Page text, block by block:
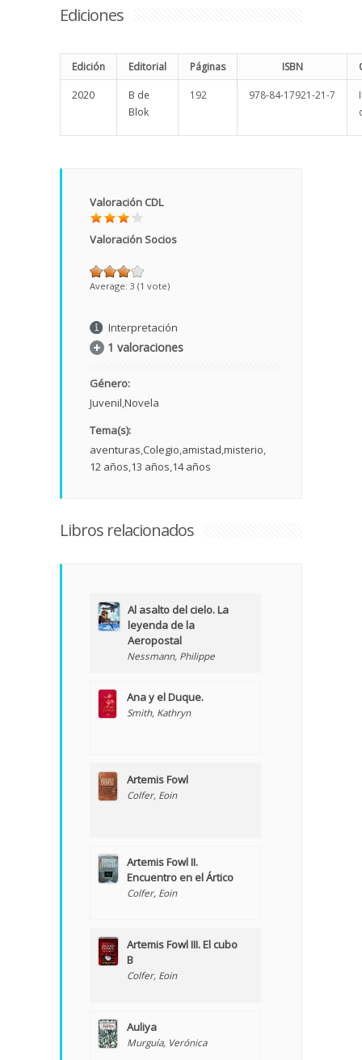
Ediciones
Edición Editorial Páginas ISBN
2020
B de
Blok
192 978-84-17921-21-7
Valoración CDL
Valoración Socios
Average: 3 (1 vote)
Interpretación
1 valoraciones
Género:
Juvenil Novela
Tema(s):
aventuras Colegio amistad misterio
12 años 13 años 14 años
Libros relacionados
Al asalto del cielo. La
leyenda de la
Aeropostal
Nessmann, Philippe
Ana y el Duque.
Smith, Kathryn
Artemis Fowl
Colfer, Eoin
Artemis Fowl II.
Encuentro en el Ártico
Colfer, Eoin
Artemis Fowl III. El cubo
B
Colfer, Eoin
Auliya
Murguía, Verónica